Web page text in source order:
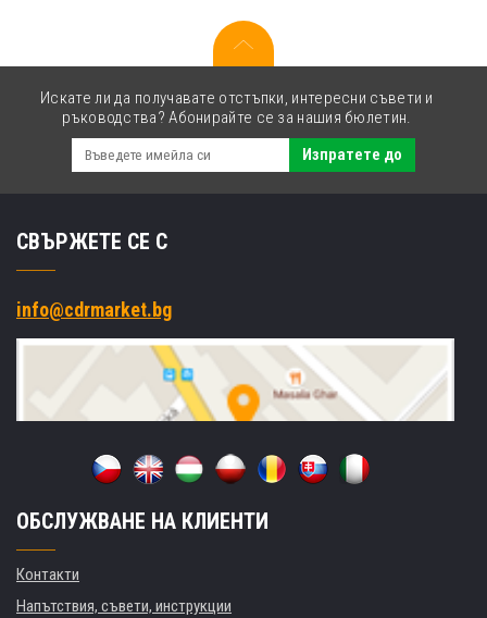
Искате ли да получавате отстъпки, интересни съвети и
ръководства? Абонирайте се за нашия бюлетин.
Изпратете до
СВЪРЖЕТЕ СЕ С
info@cdrmarket.bg
ОБСЛУЖВАНЕ НА КЛИЕНТИ
Контакти
Напътствия, съвети, инструкции